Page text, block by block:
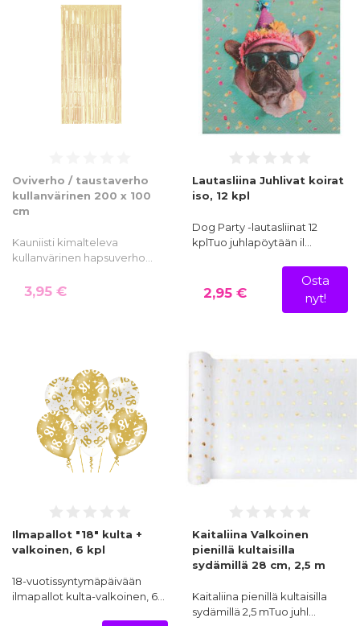
Oviverho / taustaverho
kullanvärinen 200 x 100
cm
Kauniisti kimalteleva
kullanvärinen hapsuverho…
3,95 €
Lautasliina Juhlivat koirat
iso, 12 kpl
Dog Party -lautasliinat 12
kplTuo juhlapöytään il…
2,95 €
Osta
nyt!
Ilmapallot "18" kulta +
valkoinen, 6 kpl
18-vuotissyntymäpäivään
ilmapallot kulta-valkoinen, 6…
Kaitaliina Valkoinen
pienillä kultaisilla
sydämillä 28 cm, 2,5 m
Kaitaliina pienillä kultaisilla
sydämillä 2,5 mTuo juhl…